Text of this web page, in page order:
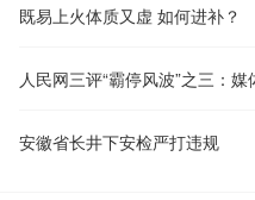
既易上火体质又虚 如何进补？
安徽省长井下安检严打违规